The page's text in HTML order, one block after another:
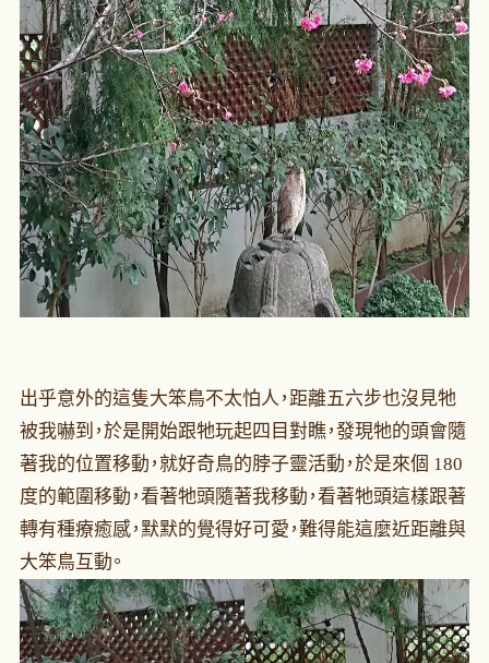
出乎意外的這隻大笨鳥不太怕人，距離五六步也沒見牠
被我嚇到，於是開始跟牠玩起四目對瞧，發現牠的頭會隨
著我的位置移動，就好奇鳥的脖子靈活動，於是來個 180
度的範圍移動，看著牠頭隨著我移動，看著牠頭這樣跟著
轉有種療癒感，默默的覺得好可愛，難得能這麼近距離與
大笨鳥互動。